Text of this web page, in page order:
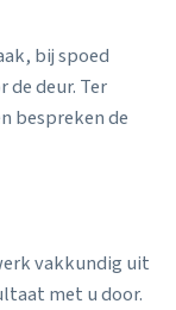
bij spoed
de deur. Ter
bespreken de
vakkundig uit
met u door.